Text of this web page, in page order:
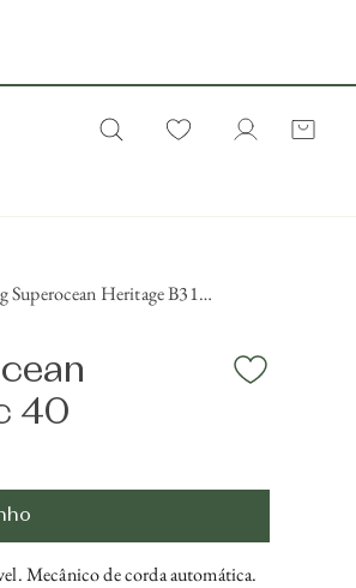
Heritage B31
40
Mecânico de corda automática.